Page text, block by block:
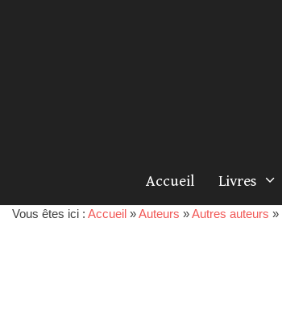
Accueil Livres
Vous êtes ici : Accueil »Auteurs »Autres auteurs »